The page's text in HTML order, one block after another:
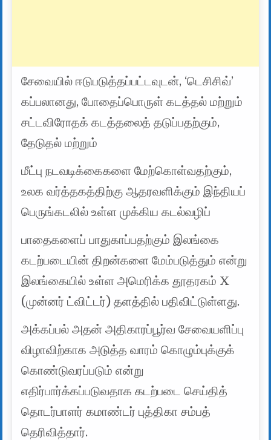
சேவையில் ஈடுபடுத்தப்பட்டவுடன், ‘டெசிசிவ்’
கப்பலானது, போதைப்பொருள் கடத்தல் மற்றும்
சட்டவிரோதக் கடத்தலைத் தடுப்பதற்கும்,
தேடுதல் மற்றும்
மீட்பு நடவடிக்கைகளை மேற்கொள்வதற்கும்,
உலக வர்த்தகத்திற்கு ஆதரவளிக்கும் இந்தியப்
பெருங்கடலில் உள்ள முக்கிய கடல்வழிப்
பாதைகளைப் பாதுகாப்பதற்கும் இலங்கை
கடற்படையின் திறன்களை மேம்படுத்தும் என்று
இலங்கையில் உள்ள அமெரிக்க தூதரகம் X
(முன்னர் ட்விட்டர்) தளத்தில் பதிவிட்டுள்ளது.
அக்கப்பல் அதன் அதிகாரப்பூர்வ சேவையளிப்பு
விழாவிற்காக அடுத்த வாரம் கொழும்புக்குக்
கொண்டுவரப்படும் என்று
எதிர்பார்க்கப்படுவதாக கடற்படை செய்தித்
தொடர்பாளர் கமாண்டர் புத்திகா சம்பத்
தெரிவித்தார்.